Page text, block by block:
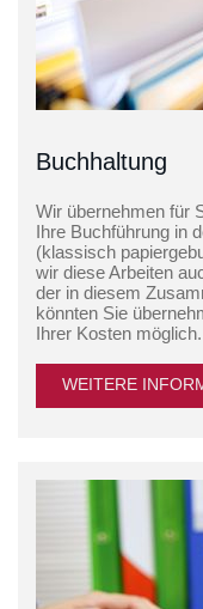
Buchhaltung
Wir übernehmen für
Ihre Buchführung in
(klassisch
wir diese Arbeiten
der in diesem
könnten Sie
Ihrer Kosten möglich.
WEITERE